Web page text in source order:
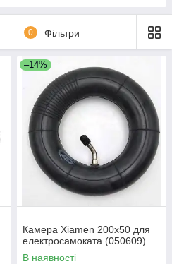
0 Фільтри
–14%
Камера Xiamen 200х50 для
електросамоката (050609)
В наявності